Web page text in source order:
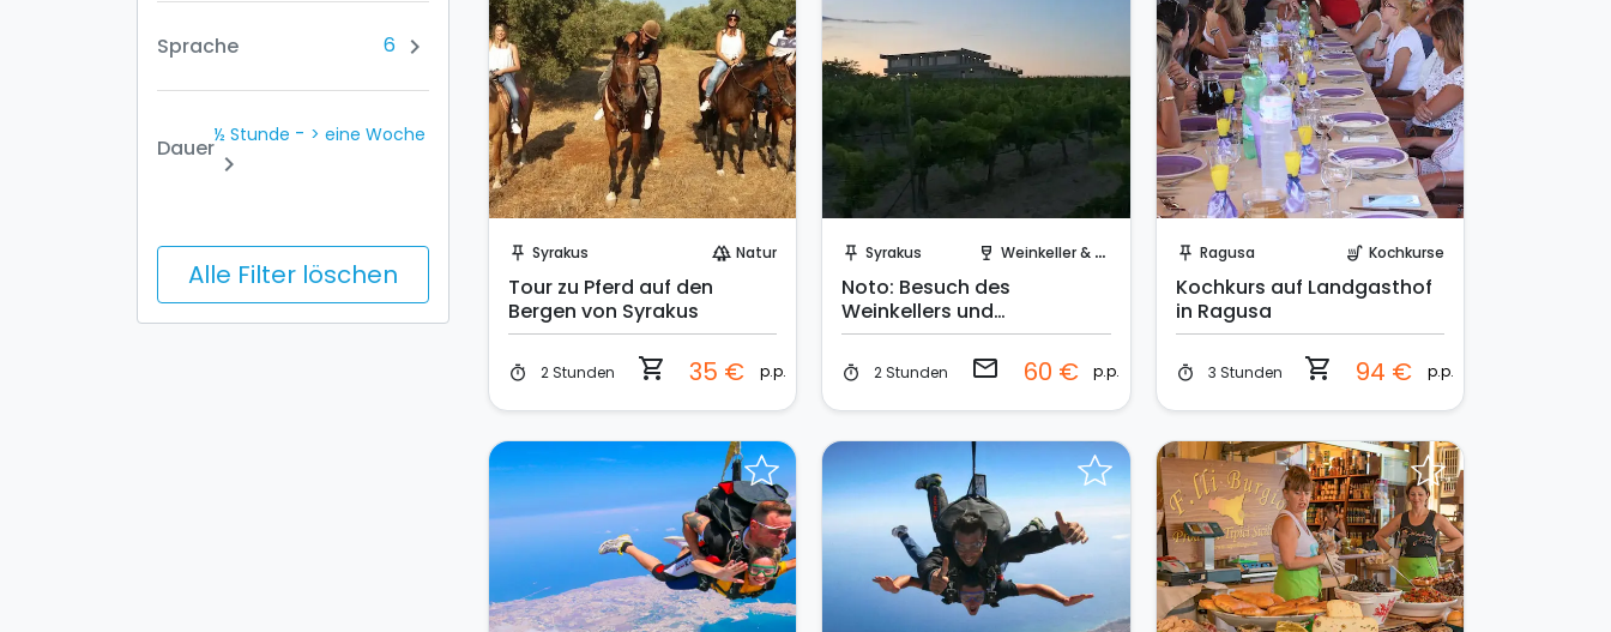
Sprache 6 chevron_right
Dauer
½ Stunde - > eine Woche
chevron_right
Alle Filter löschen
push_pin Syrakus forest Natur
Tour zu Pferd auf den
Bergen von Syrakus
timer 2 Stunden shopping_cart 35 € p.p.
push_pin Syrakus wine_bar Weinkeller & Weinberge
Noto: Besuch des
Weinkellers und
Verkostung von Weinen
und typischen Produkten
timer 2 Stunden email 60 € p.p.
push_pin Ragusa soup_kitchen Kochkurse
Kochkurs auf Landgasthof
in Ragusa
timer 3 Stunden shopping_cart 94 € p.p.